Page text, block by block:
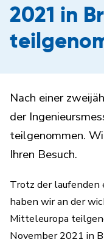
2021 in
Nach einer
der
teilgenommen.
Ihren Besuch.
Trotz der laufenden
haben wir an der
Mitteleuropa
November 2021 in